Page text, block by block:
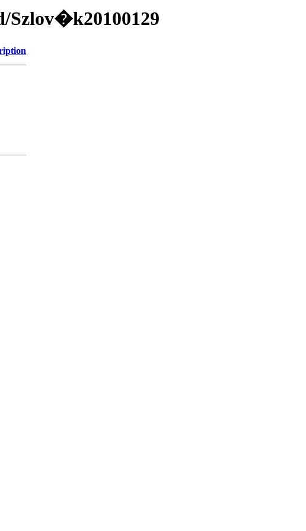
Szlov�k20100129